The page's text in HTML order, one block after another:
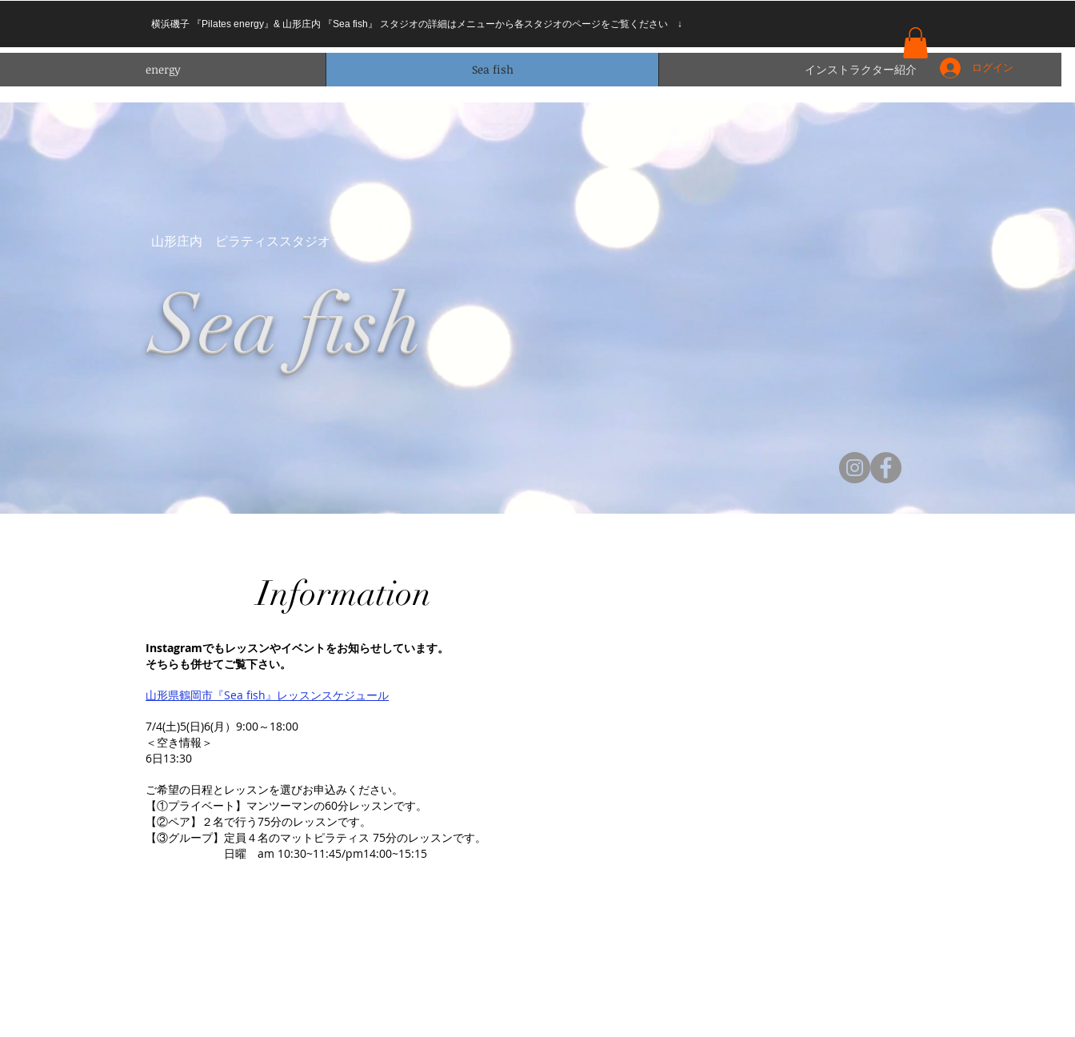
横浜磯子 『Pilates energy』& 山形庄内 『Sea fish』 スタジオの詳細はメニューから各スタジオのページをご覧ください ↓
energy Sea fish インストラクター紹介 ログイン
​Sea fish
山形庄内 ピラティススタジオ
Information
Instagramでもレッスンやイベントをお知らせしています。
そちらも併せてご覧下さい。
山形県鶴岡市『Sea fish』レッスンスケジュール
7/4(土)5(日)6(月）9:00～18:00
＜空き情報＞
​6日13:30
ご希望の日程とレッスンを選びお申込みください。
【①プライベート】マンツーマンの60分レッスンです。
【②ペア】２名で行う75分のレッスンです。
【③グループ】定員４名のマットピラティス 75分のレッスンです。
日曜 am 10:30~11:45/pm14:00~15:15